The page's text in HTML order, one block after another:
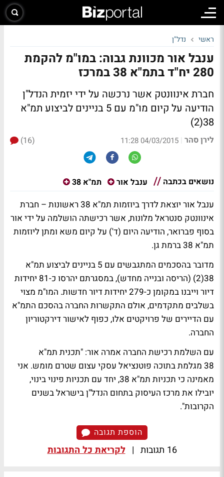
ראשי נדל"ן
ענבל אור מכוונת גבוה: במו"מ להקמת
280 יח"ד בתמ"א 38 במרכז
חברת אינוונטק אשר נרכשה על ידי יזמית הנדל"ן
הודיעה על קיום מו"מ עם 5 בניינים לביצוע תמ"א
38(2)
לירן סהר |
04/03/2015 11:28
(16)
נושאים בכתבה ענבל אור תמ"א 38
ענבל אור יוצאת לדרך ביוזמות תמ"א 38 ראשונות – חברת
אינוונטק סנטראל מלונות, אשר רכישתה הושלמה על ידי אור
בסוף פברואר, הודיעה היום (ד') על קיום משא ומתן ליוזמות
תמ"א 38 ברמת גן.
מדובר בהסכמים המתגבשים עם 5 בניינים לביצוע תמ"א
38(2) (הריסה ובנייה מחדש), במסגרתם יהרסו כ-81 יחידות
דיור וייבנו במקומן כ-279 יחידות דיור חדשות. המו"מ מצוי
בשלבים מתקדמים, אולם התקשרות החברה בהסכם התמ"א
עם הדיירים של פרויקטים אלו, כפוף לאישור דירקטוריון
החברה.
עם השלמת רכישת החברה אמרה אור: "תכנית תמ"א
38 מגלמת בתוכה פוטנציאל עסקי עצום שטרם מומש. אני
מאמינה כי תכניות תמ"א 38, יחד עם תכניות פינוי בינוי,
יובילו את מרכז העיסוק בתחום הנדל"ן בישראל בשנים
הקרובות".
הוספת תגובה
16 תגובות | לקריאת כל התגובות